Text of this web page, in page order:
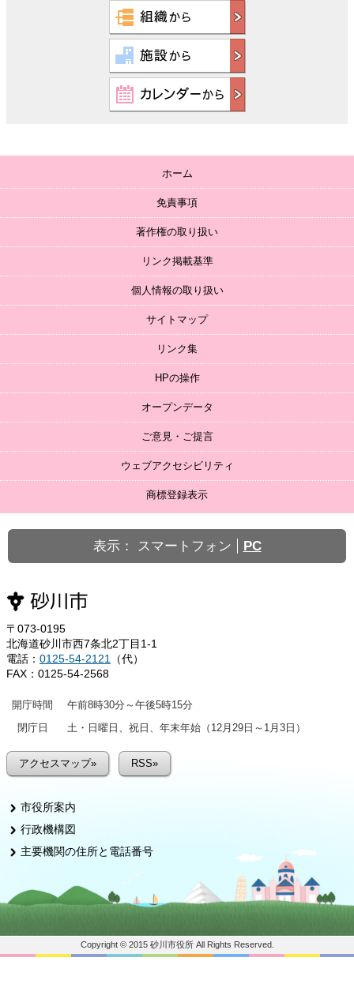
ホーム
免責事項
著作権の取り扱い
リンク掲載基準
個人情報の取り扱い
サイトマップ
リンク集
HPの操作
オープンデータ
ご意見・ご提言
ウェブアクセシビリティ
商標登録表示
表示： スマートフォン PC
〒073-0195
北海道砂川市西7条北2丁目1-1
電話： 0125-54-2121
（代）
FAX：0125-54-2568
開庁時間
午前8時30分～午後5時15分
閉庁日
土・日曜日、祝日、年末年始（12月29日～1月3日）
アクセスマップ» RSS»
市役所案内
行政機構図
主要機関の住所と電話番号
Copyright © 2015 砂川市役所 All Rights Reserved.